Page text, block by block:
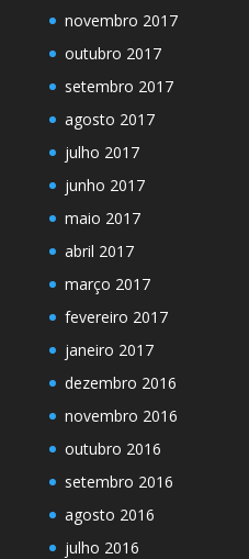
novembro 2017
outubro 2017
setembro 2017
agosto 2017
julho 2017
junho 2017
maio 2017
abril 2017
março 2017
fevereiro 2017
janeiro 2017
dezembro 2016
novembro 2016
outubro 2016
setembro 2016
agosto 2016
julho 2016